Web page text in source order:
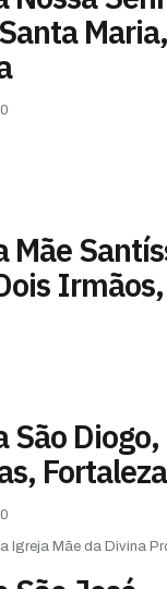
Maria,
Mãe
São Diogo,
Fortaleza
Igreja Mãe da Divina